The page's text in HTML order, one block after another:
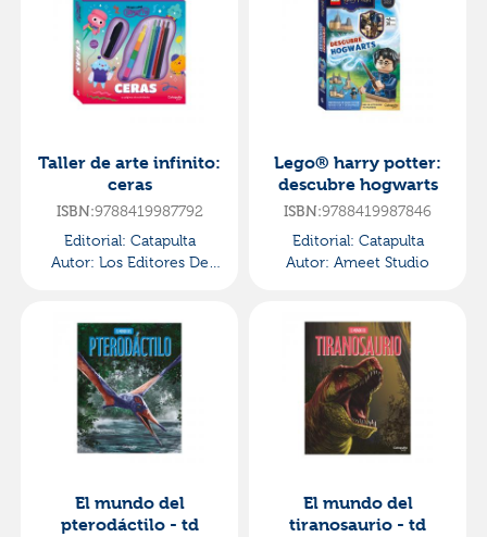
Taller de arte infinito:
ceras
ISBN:9788419987792
Editorial: Catapulta
Autor: Los Editores De
Lego® harry potter:
descubre hogwarts
ISBN:9788419987846
Editorial: Catapulta
Autor: Ameet Studio
El mundo del
pterodáctilo - td
El mundo del
tiranosaurio - td